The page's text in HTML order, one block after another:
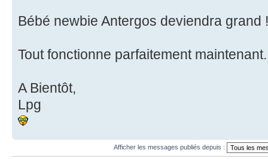
Bébé newbie Antergos deviendra grand
Tout fonctionne parfaitement
A Bientôt,
Lpg
Afficher les messages publiés depuis :